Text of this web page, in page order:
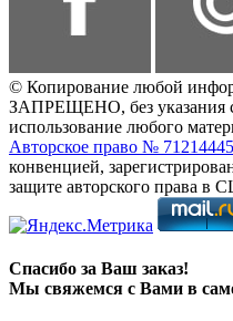
© Копирование любой
ЗАПРЕЩЕНО, без указания
использование любого
Авторское право №
конвенцией,
защите авторского права
Спасибо за Ваш заказ!
Мы свяжемся с Вами в